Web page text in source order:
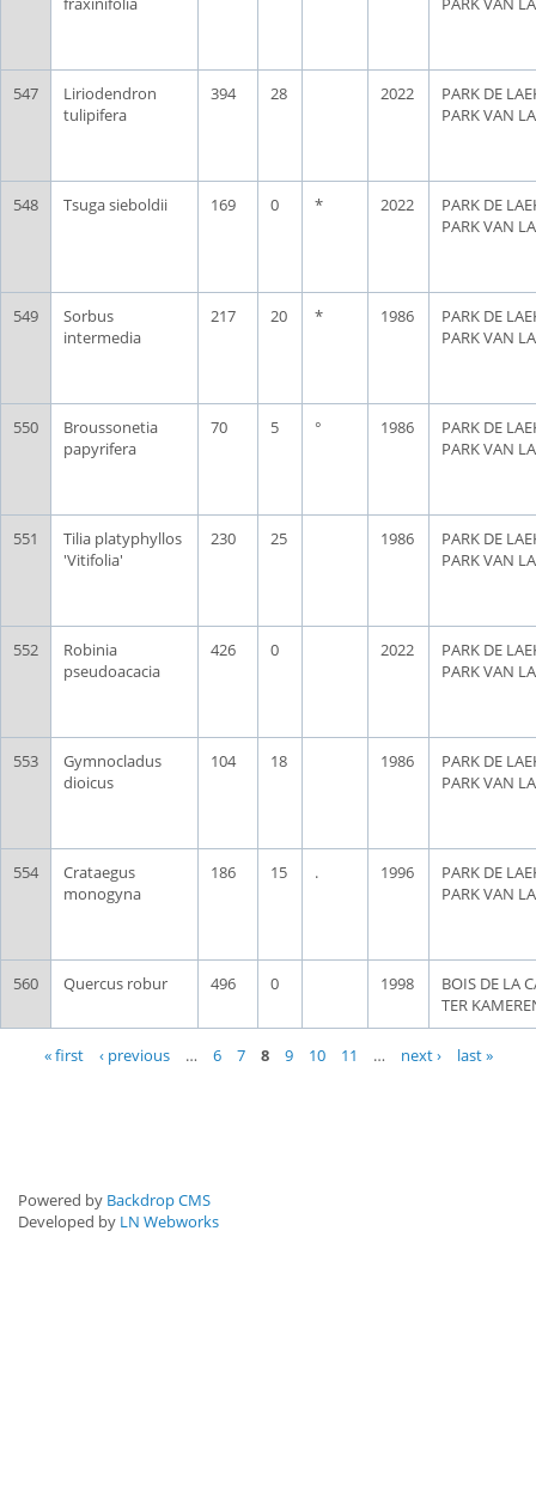
547
Liriodendron
tulipifera
394 28 2022
PARK DE
PARK VAN
548 Tsuga sieboldii 169 0 * 2022
PARK DE
PARK VAN
549
Sorbus
intermedia
217 20 * 1986
PARK DE
PARK VAN
550
Broussonetia
papyrifera
70 5 ° 1986
PARK DE
PARK VAN
551
Tilia platyphyllos
'Vitifolia'
230 25 1986
PARK DE
PARK VAN
552
Robinia
pseudoacacia
426 0 2022
PARK DE
PARK VAN
553
Gymnocladus
dioicus
104 18 1986
PARK DE
PARK VAN
554
Crataegus
monogyna
186 15 . 1996
PARK DE
PARK VAN
560 Quercus robur 496 0 1998
BOIS DE LA
TER
Pages
« first ‹ previous … 6 7 8 9 10 11 … next › last »
Powered by Backdrop CMS
Developed by LN Webworks